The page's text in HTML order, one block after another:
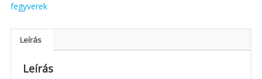
fegyverek
Leírás
Leírás